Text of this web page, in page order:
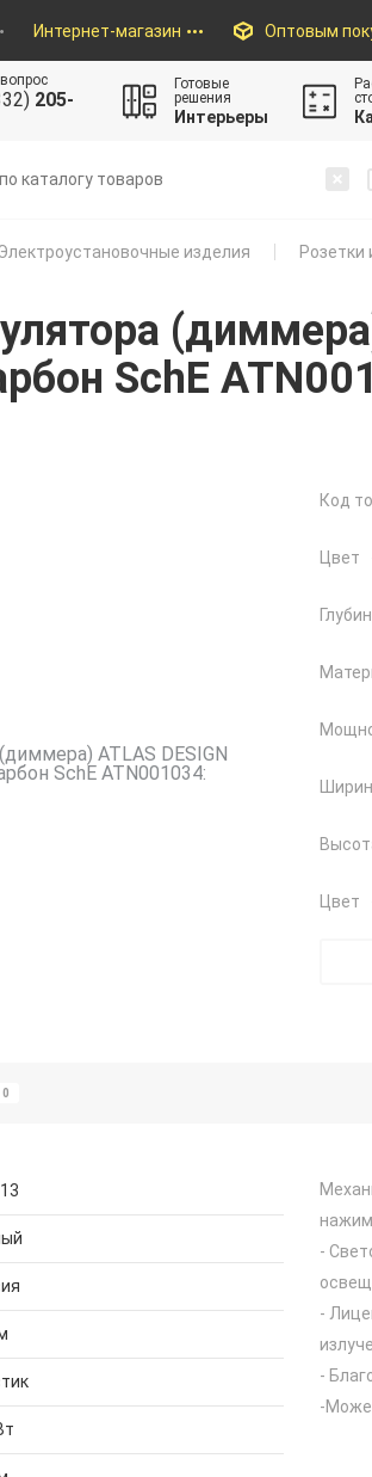
Интернет-магазин Оптовым
205-
Готовые
решения
Интерьеры
изделия
Розетки
SchE
Код
Цвет
Цвет
0
-
-
-
-